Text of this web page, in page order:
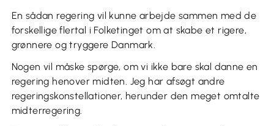
En sådan regering vil kunne arbejde sammen med de
forskellige flertal i Folketinget om at skabe et rigere,
grønnere og tryggere Danmark.
Nogen vil måske spørge, om vi ikke bare skal danne en
regering henover midten. Jeg har afsøgt andre
regeringskonstellationer, herunder den meget omtalte
midterregering.